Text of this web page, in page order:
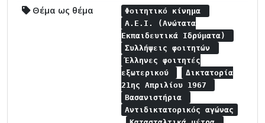
Θέμα ως θέμα
Φοιτητικό κίνημα
Α.Ε.Ι. (Ανώτατα
Εκπαιδευτικά Ιδρύματα)
Συλλήψεις φοιτητών
Έλληνες φοιτητές
εξωτερικού
Δικτατορία
21ης Απριλίου 1967
Βασανιστήρια
Αντιδικτατορικός αγώνας